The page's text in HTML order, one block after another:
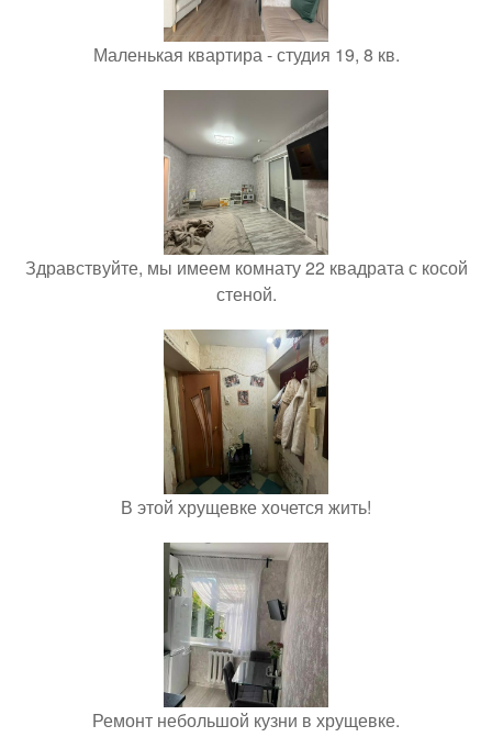
Маленькая квартира - студия 19, 8 кв.
Здравствуйте, мы имеем комнату 22 квадрата с косой
стеной.
В этой хрущевке хочется жить!
Ремонт небольшой кузни в хрущевке.